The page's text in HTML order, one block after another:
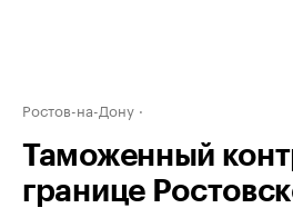
Ростов-на-Дону
Таможенный
границе